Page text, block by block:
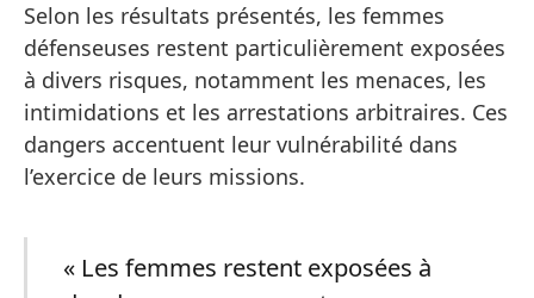
Selon les résultats présentés, les femmes
défenseuses restent particulièrement exposées
à divers risques, notamment les menaces, les
intimidations et les arrestations arbitraires. Ces
dangers accentuent leur vulnérabilité dans
l’exercice de leurs missions.
« Les femmes restent exposées à